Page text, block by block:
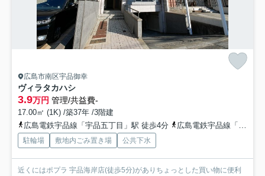
広島市南区宇品御幸
ヴィラタカハシ
3.9万円 管理/共益費-
17.00㎡ (1K) /築37年 /3階建
広島電鉄宇品線「宇品五丁目」駅 徒歩4分
広島電鉄宇品線「宇品四丁目」駅 徒歩6分
駐輪場 敷地内ごみ置き場 公共下水
近くにはポプラ 宇品海岸店(徒歩5分)がありちょっとした買い物に便利